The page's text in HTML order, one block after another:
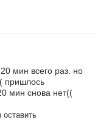
мин всего раз. но
пришлось
мин снова нет((
оставить